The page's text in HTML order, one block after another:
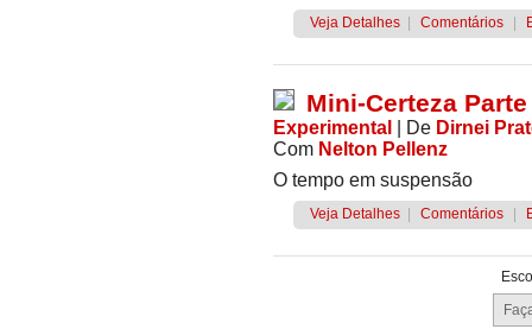
Veja Detalhes Comentários
Mini-Certeza Parte
Experimental De Dirnei
Com Nelton Pellenz
O tempo em suspensão
Veja Detalhes Comentários